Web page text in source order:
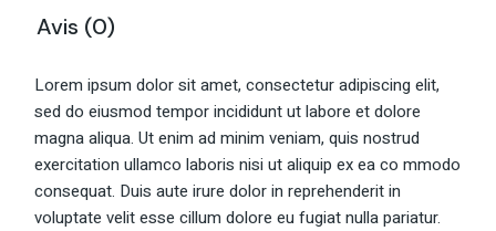
Avis (0)
Lorem ipsum dolor sit amet, consectetur adipiscing elit,
sed do eiusmod tempor incididunt ut labore et dolore
magna aliqua. Ut enim ad minim veniam, quis nostrud
exercitation ullamco laboris nisi ut aliquip ex ea co mmodo
consequat. Duis aute irure dolor in reprehenderit in
voluptate velit esse cillum dolore eu fugiat nulla pariatur.